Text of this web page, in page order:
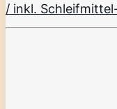
/ inkl.